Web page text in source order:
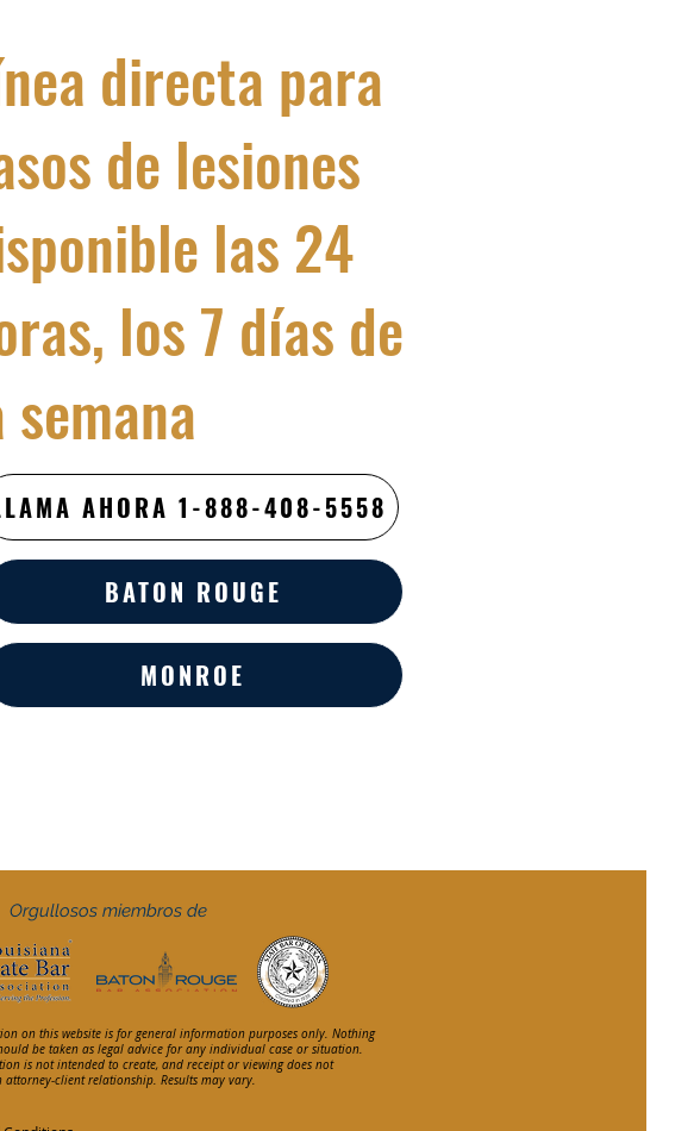
directa para
de lesiones
las 24
los 7 días de
semana
AHORA 1-888-408-5558
BATON ROUGE
MONROE
Orgullosos miembros de
on this website is for general information purposes only. Nothing
be taken as legal advice for any individual case or situation.
is not intended to create, and receipt or viewing does not
attorney-client relationship. Results may vary.